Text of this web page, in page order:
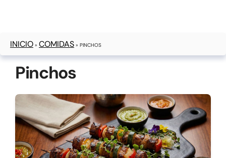
INICIO » COMIDAS » PINCHOS
Pinchos